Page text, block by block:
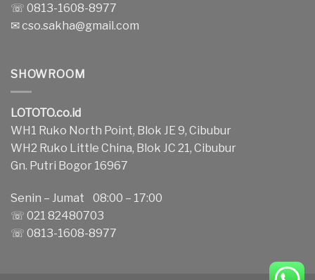
☏ 0813-1608-8977
✉cso.sakha@gmail.com
SHOWROOM
LOTOTO.co.id
WH1 Ruko North Point, Blok JE 9, Cibubur
WH2 Ruko Little China, Blok JC 21, Cibubur
Gn. Putri Bogor 16967
Senin – Jumat 08:00 – 17:00
☏ 021 82480703
☏ 0813-1608-8977